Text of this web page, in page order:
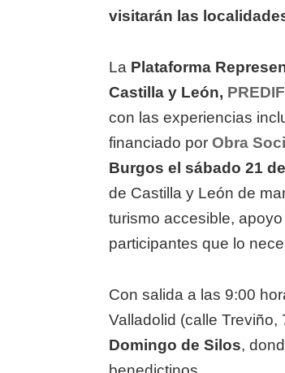
visitarán las
La Plataforma
Castilla y León, PRED
con las experiencias
financiado porObra
Burgos el sábado 21
de Castilla y León de
turismo accesible,
participantes que lo
Con salida a las 9:00
Valladolid (calle
Domingo de Silos,